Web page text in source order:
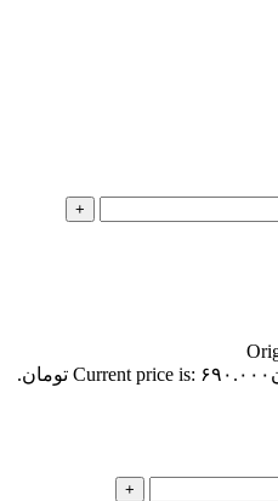
Current price is: ۶۹۰.۰۰۰ تومان.